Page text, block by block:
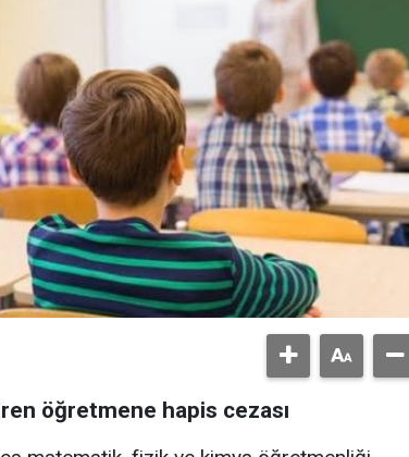
öğretmene hapis cezası